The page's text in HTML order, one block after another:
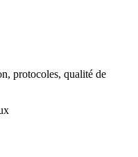
protocoles, qualité de